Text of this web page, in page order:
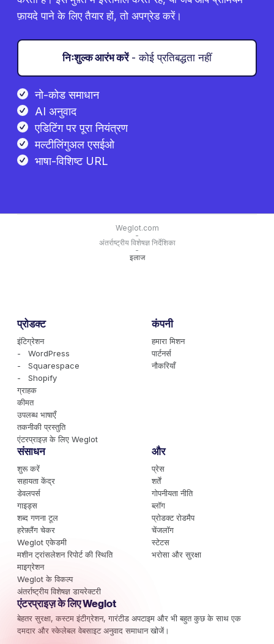
फ़ायदे पाने के लिए तैयार हों, तो अपग्रेड करें।
निःशुल्क आरंभ करें- कोई प्रतिबद्धता नहीं
नो-कोड समाधान
AI अनुवाद
एडिटिंग पर पूरा नियंत्रण
मल्टीलिंगुअल एसईओ
भाषा-विशिष्ट URL
Weglot.com
-
अंतर्राष्ट्रीय विशेषज्ञ निर्देशिका
-
इलाज
प्रोडक्ट
इंटिग्रेशन
- WordPress
- Squarespace
- Shopify
ग्राहक
कीमत
उपलब्ध भाषाएँ
तकनीकी प्रस्तुति
एंटरप्राइज़ के लिए Weglot
कंपनी
हमारा मिशन
पार्टनर्स
नौकरियाँ
संसाधन
शुरू करें
सहायता केंद्र
डेवलपर्स
गाइड्स
शब्द गणना टूल
हरेफ़्लैंग चेकर
Weglot एकेडमी
मशीन ट्रांसलेशन रिपोर्ट की स्थिति
माइग्रेशन
Weglot के विकल्प
अंतर्राष्ट्रीय विशेषज्ञ डायरेक्टरी
और
प्रेस
शर्तें
गोपनीयता नीति
ब्लॉग
प्रोडक्ट रोडमैप
चेंजलॉग
स्टेटस
भरोसा और सुरक्षा
एंटरप्राइज़ के लिए Weglot
बेहतर सुरक्षा, कस्टम इंटीग्रेशन, गारंटीड अपटाइम और भी बहुत कुछ के साथ एक
दमदार और स्केलेबल वेबसाइट अनुवाद समाधान खोजें।